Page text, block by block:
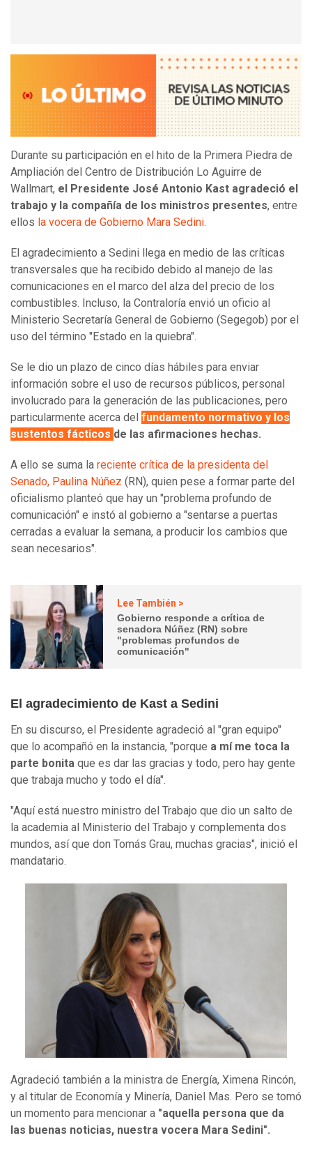
Durante su participación en el hito de la Primera Piedra de
Ampliación del Centro de Distribución Lo Aguirre de
Wallmart, el
Presidente José Antonio Kast agradeció el
trabajo y la compañía de los ministros presentes, entre
ellos la vocera de Gobierno Mara Sedini.
El agradecimiento a Sedini llega en medio de las críticas
transversales que ha recibido debido al manejo de las
comunicaciones en el marco del alza del precio de los
combustibles. Incluso, la Contraloría envió un oficio al
Ministerio Secretaría General de Gobierno (Segegob) por el
uso del término "Estado en la quiebra".
Se le dio un plazo de cinco días hábiles para enviar
información sobre el uso de recursos públicos, personal
involucrado para la generación de las publicaciones, pero
particularmente acerca del fundamento normativo y los
sustentos fácticos de las afirmaciones hechas.
A ello se suma la reciente crítica de la presidenta del
Senado, Paulina Núñez (RN), quien pese a formar parte del
oficialismo planteó que hay un "problema profundo de
comunicación" e instó al gobierno a "sentarse a puertas
cerradas a evaluar la semana, a producir los cambios que
sean necesarios".
Lee También >
Gobierno responde a crítica de
senadora Núñez (RN) sobre
"problemas profundos de
comunicación"
El agradecimiento de Kast a Sedini
En su discurso, el Presidente agradeció al "gran equipo"
que lo acompañó en la instancia, "porque a mí me toca la
parte bonita que es dar las gracias y todo, pero hay gente
que trabaja mucho y todo el día".
"Aquí está nuestro ministro del Trabajo que dio un salto de
la academia al Ministerio del Trabajo y complementa dos
mundos, así que don Tomás Grau, muchas gracias", inició el
mandatario.
Agradeció también a la ministra de Energía, Ximena Rincón,
y al titular de Economía y Minería, Daniel Mas. Pero se tomó
un momento para mencionar a "aquella persona que da
las buenas noticias, nuestra vocera Mara Sedini".